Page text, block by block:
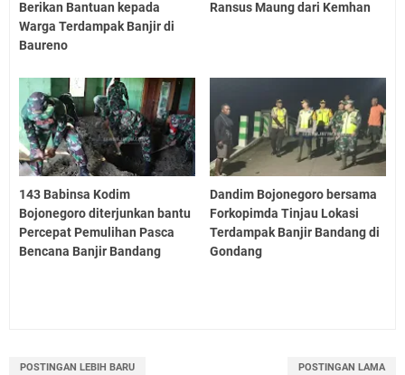
Berikan Bantuan kepada
Warga Terdampak Banjir di
Baureno
Ransus Maung dari Kemhan
143 Babinsa Kodim
Bojonegoro diterjunkan bantu
Percepat Pemulihan Pasca
Bencana Banjir Bandang
Dandim Bojonegoro bersama
Forkopimda Tinjau Lokasi
Terdampak Banjir Bandang di
Gondang
POSTINGAN LEBIH BARU POSTINGAN LAMA